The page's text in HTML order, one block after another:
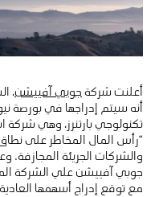
أعلنت شركةجوبي آفييشن،
أنه سيتم إدراجها في بورصة
تكنولوجي بارتنرز، وهي
“رأس المال المخاطر على
والشركات الجريئة
جوبي آفييشن علي الشركة
مع توقع إدراج أسهمها